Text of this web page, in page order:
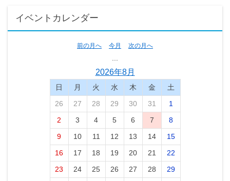
イベントカレンダー
前の月へ 今月 次の月へ
...
2026年8月
日 月 火 水 木 金
土
26
27 28 29 30 31
1
2
3 4 5 6 7
8
9
10 11 12 13 14
15
16
17 18 19 20 21
22
23
24 25 26 27 28
29